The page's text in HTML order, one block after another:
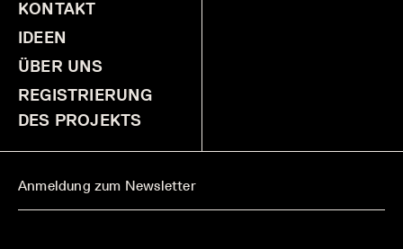
KONTAKT
IDEEN
ÜBER UNS
REGISTRIERUNG
DES PROJEKTS